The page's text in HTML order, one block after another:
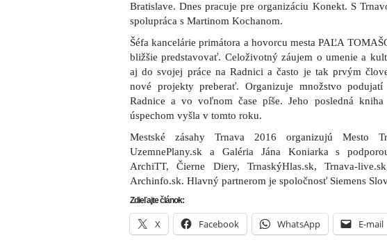
Bratislave. Dnes pracuje pre organizáciu Konekt. S
spolupráca s Martinom Kochanom.
Šéfa kancelárie primátora a hovorcu mesta PAĽA
bližšie predstavovať. Celoživotný záujem o umenie a
aj do svojej práce na Radnici a často je tak prvým
nové projekty preberať. Organizuje množstvo
Radnice a vo voľnom čase píše. Jeho posledná
úspechom vyšla v tomto roku.
Mestské zásahy Trnava 2016 organizujú Mesto
UzemnePlany.sk a Galéria Jána Koniarka s
ArchiTT, Čierne Diery, TrnaskýHlas.sk, Trnava-
Archinfo.sk. Hlavný partnerom je spoločnosť Siemens
Zdieľajte článok:
X Facebook WhatsApp E-mail